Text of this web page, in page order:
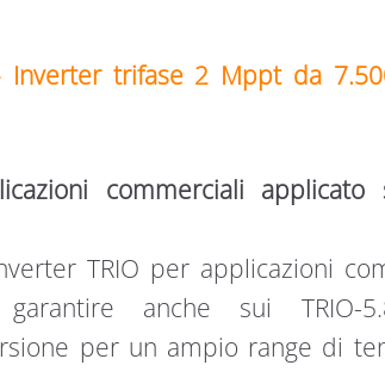
Inverter trifase 2 Mppt da
commerciali applicato
TRIO per applicazioni
anche sui TRIO-
per un ampio range di